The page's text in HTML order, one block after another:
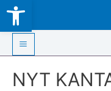
Open toolbar
Skip
Main
Menu
NYT